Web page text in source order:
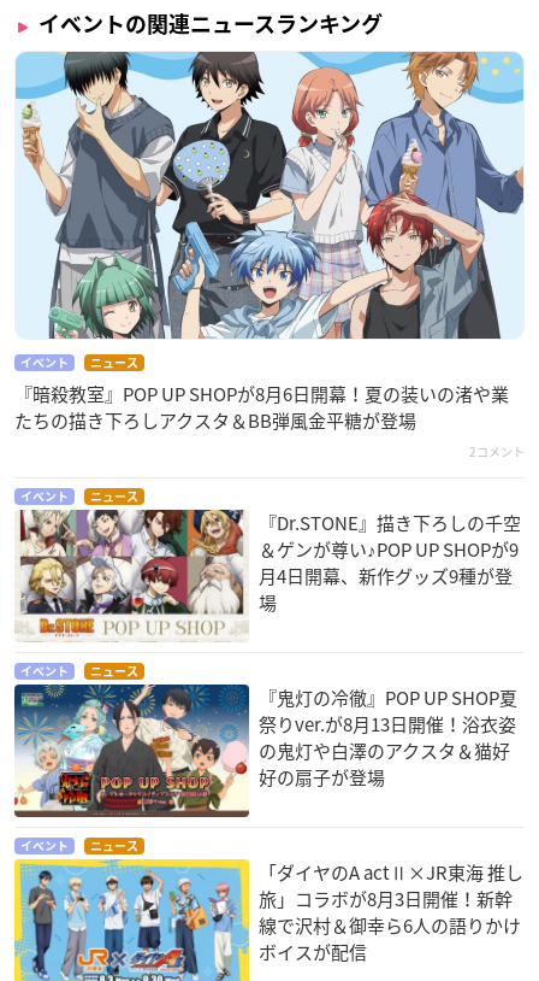
イベントの関連ニュースランキング
イベント ニュース
『暗殺教室』POP UP SHOPが8月6日開幕！夏の装いの渚や業
たちの描き下ろしアクスタ＆BB弾風金平糖が登場
2コメント
イベント ニュース
『Dr.STONE』描き下ろしの千空
＆ゲンが尊い♪POP UP SHOPが9
月4日開幕、新作グッズ9種が登
場
イベント ニュース
『鬼灯の冷徹』POP UP SHOP夏
祭りver.が8月13日開催！浴衣姿
の鬼灯や白澤のアクスタ＆猫好
好の扇子が登場
イベント ニュース
「ダイヤのA actⅡ×JR東海 推し
旅」コラボが8月3日開催！新幹
線で沢村＆御幸ら6人の語りかけ
ボイスが配信